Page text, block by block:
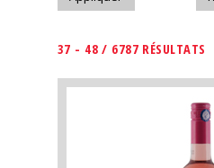
37 - 48 / 6787 RÉSULTATS